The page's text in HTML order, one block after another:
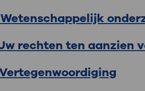
Wetenschappelijk
Uw rechten ten aanzien
Vertegenwoordiging